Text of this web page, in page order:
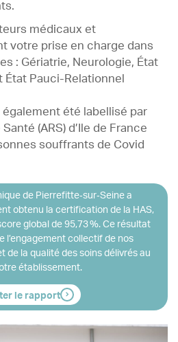
médicaux et
votre prise en charge dans
: Gériatrie, Neurologie, État
Pauci-Relationnel
été labellisé par
(ARS) d’Ile de France
souffrants de Covid
de Pierrefitte‑sur‑Seine a
obtenu la certification de la HAS,
global de 95,73 %. Ce résultat
l’engagement collectif de nos
de la qualité des soins délivrés au
établissement.
le rapport